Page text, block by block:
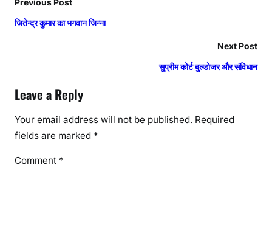
जितेन्द्र कुमार का भगवान जिन्ना
Next Post
सुप्रीम कोर्ट बुल्डोजर और संविधान
Leave a Reply
Your email address will not be published. Required
fields are marked *
Comment *